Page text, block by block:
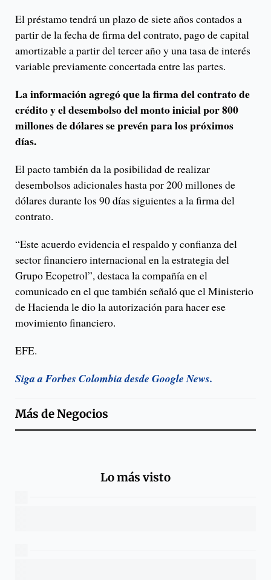
El préstamo tendrá un plazo de siete años contados a
partir de la fecha de firma del contrato, pago de capital
amortizable a partir del tercer año y una tasa de interés
variable previamente concertada entre las partes.
La información agregó que la firma del contrato de
crédito y el desembolso del monto inicial por 800
millones de dólares se prevén para los próximos
días.
El pacto también da la posibilidad de realizar
desembolsos adicionales hasta por 200 millones de
dólares durante los 90 días siguientes a la firma del
contrato.
“Este acuerdo evidencia el respaldo y confianza del
sector financiero internacional en la estrategia del
Grupo Ecopetrol”, destaca la compañía en el
comunicado en el que también señaló que el Ministerio
de Hacienda le dio la autorización para hacer ese
movimiento financiero.
EFE.
Siga a Forbes Colombia desde Google News.
Más deNegocios
Lo más visto